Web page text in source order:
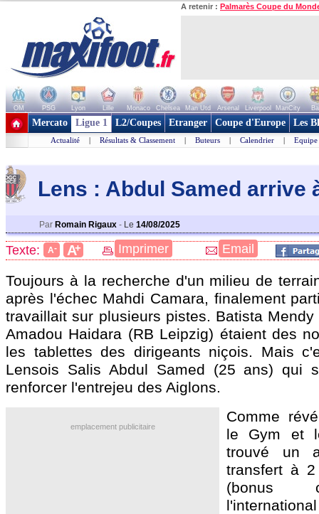
A retenir : Palmarès Coupe du
OM PSG Lyon Lille Monaco Chelsea Man Utd Arsenal Liverpool ManCity
+ de clubs
Mercato Ligue 1 L2/Coupes Etranger Coupe d'Europe Les
Actualité | Résultats & Classement | Buteurs | Calendrier | Equipe
Lens : Abdul Samed arrive
Par Romain Rigaux - Le 14/08/2025
Texte: A- A+ Imprimer Email
Toujours à la recherche d'un milieu de
après l'échec Mahdi Camara, finalement
travaillait sur plusieurs pistes. Batista Mendy
Amadou Haidara (RB Leipzig) étaient des
les tablettes des dirigeants niçois. Mais
Lensois Salis Abdul Samed (25 ans) qui
renforcer l'entrejeu des Aiglons.
emplacement publicitaire
Comme
le Gym et
trouvé un
transfert à
(bonus